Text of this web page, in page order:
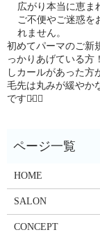
広がり本当に恵
ご不便やご迷惑を
れません。
初めてパーマのご新
っかりあげている方
しカールがあった方
毛先は丸みが緩やか
です♡̷ﾞ
HOME
SALON
CONCEPT